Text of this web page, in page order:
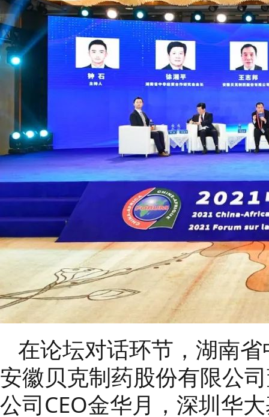
在论坛对话环节，湖南
安徽贝克制药股份有限公
公司CEO金华月，深圳华